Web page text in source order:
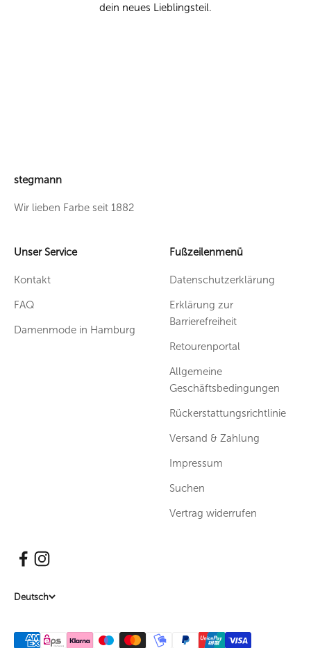
dein neues Lieblingsteil.
stegmann
Wir lieben Farbe seit 1882
Unser Service
Kontakt
FAQ
Damenmode in Hamburg
Fußzeilenmenü
Datenschutzerklärung
Erklärung zur
Barrierefreiheit
Retourenportal
Allgemeine
Geschäftsbedingungen
Rückerstattungsrichtlinie
Versand & Zahlung
Impressum
Suchen
Vertrag widerrufen
Deutsch